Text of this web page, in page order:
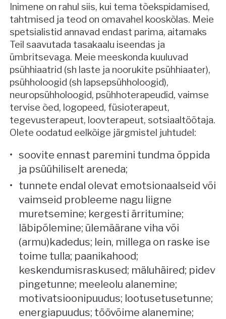
Inimene on rahul siis, kui tema tõekspidamised,
tahtmised ja teod on omavahel kooskõlas. Meie
spetsialistid annavad endast parima, aitamaks
Teil saavutada tasakaalu iseendas ja
ümbritsevaga. Meie meeskonda kuuluvad
psühhiaatrid (sh laste ja noorukite psühhiaater),
psühholoogid (sh lapsepsühholoogid),
neuropsühholoogid, psühhoterapeudid, vaimse
tervise õed, logopeed, füsioterapeut,
tegevusterapeut, loovterapeut, sotsiaaltöötaja.
Olete oodatud eelkõige järgmistel juhtudel:
soovite ennast paremini tundma õppida
ja psüühiliselt areneda;
tunnete endal olevat emotsionaalseid või
vaimseid probleeme nagu liigne
muretsemine; kergesti ärritumine;
läbipõlemine; ülemäärane viha või
(armu)kadedus; lein, millega on raske ise
toime tulla; paanikahood;
keskendumisraskused; mäluhäired; pidev
pingetunne; meeleolu alanemine;
motivatsioonipuudus; lootusetusetunne;
energiapuudus; töövõime alanemine;